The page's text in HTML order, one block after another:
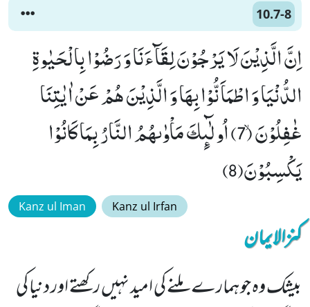
10.7-8
اِنَّ الَّذِیْنَ لَا یَرْجُوْنَ لِقَآءَنَا وَ رَضُوْا بِالْحَیٰوةِ
الدُّنْیَا وَ اطْمَاَنُّوْا بِهَا وَ الَّذِیْنَ هُمْ عَنْ اٰیٰتِنَا
غٰفِلُوْنَۙ (7) اُولٰٓىٕكَ مَاْوٰىهُمُ النَّارُ بِمَا كَانُوْا
یَكْسِبُوْنَ(8)
Kanz ul Iman Kanz ul Irfan
کنزالایمان
بیشک وہ جو ہمارے ملنے کی امید نہیں رکھتے اور دنیا کی